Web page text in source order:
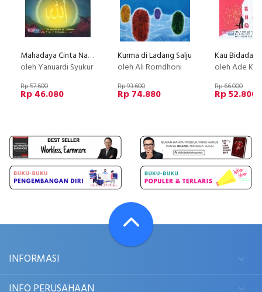
Mahadaya Cinta Nabi dan Rasul
oleh Yanuardi Syukur
Rp 57.600
Rp 46.080
Kurma di Ladang Salju
oleh Ali Romdhoni
Rp 93.600
Rp 74.880
Kau Bidadari
oleh Ade
Rp 66.000
Rp 52.800
INFORMASI
INFO PERUSAHAAN